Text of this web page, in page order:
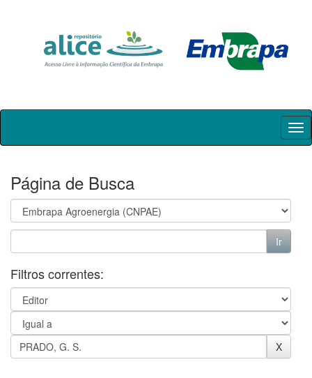
Skip
Página de Busca
Filtros correntes: